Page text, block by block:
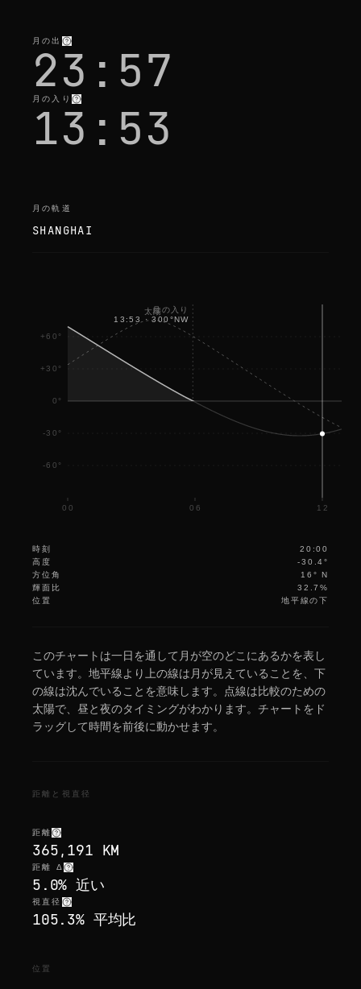
月の出
23:57
月の入り
13:53
月の軌道
SHANGHAI
+60°
+30°
0°
-30°
-60°
00 06 12
太陽月の入り
13:53
· 300°NW
時刻
20:00
高度
-30.4°
方位角
16° N
輝面比
32.7%
位置
地平線の下
このチャートは一日を通して月が空のどこにあるかを表し
ています。地平線より上の線は月が見えていることを、下
の線は沈んでいることを意味します。点線は比較のための
太陽で、昼と夜のタイミングがわかります。チャートをド
ラッグして時間を前後に動かせます。
距離と視直径
距離
365,191 KM
距離 Δ
5.0% 近い
視直径
105.3% 平均比
位置